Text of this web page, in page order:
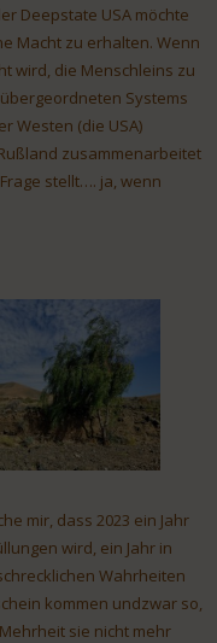
Deepstate USA möchte
Macht zu erhalten. Wenn
wird, die Menschleins zu
Systems
Westen (die USA)
zusammenarbeitet
stellt…. ja, wenn
mir, dass 2023 ein Jahr
wird, ein Jahr in
Wahrheiten
kommen undzwar so,
sie nicht mehr